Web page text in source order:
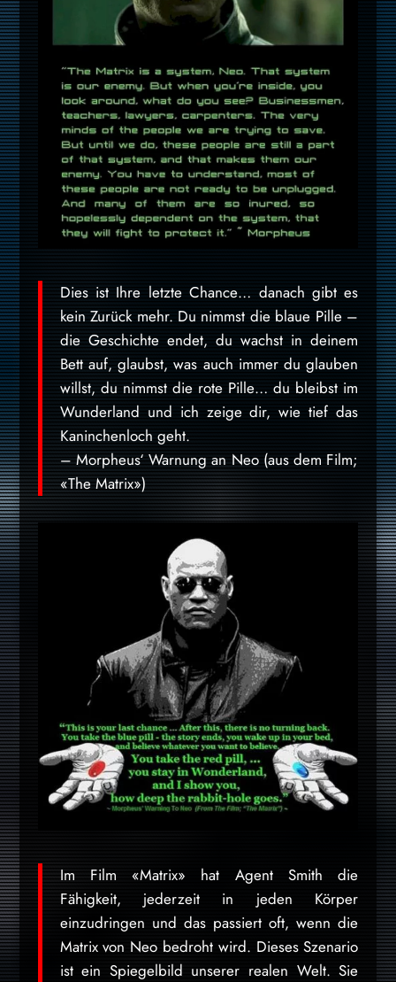
Dies ist Ihre letzte Chance… danach gibt es
kein Zurück mehr. Du nimmst die blaue Pille –
die Geschichte endet, du wachst in deinem
Bett auf, glaubst, was auch immer du glauben
willst, du nimmst die rote Pille… du bleibst im
Wunderland und ich zeige dir, wie tief das
Kaninchenloch geht.
– Morpheus‘ Warnung an Neo (aus dem Film;
«The Matrix»)
Im Film «Matrix» hat Agent Smith die
Fähigkeit, jederzeit in jeden Körper
einzudringen und das passiert oft, wenn die
Matrix von Neo bedroht wird. Dieses Szenario
ist ein Spiegelbild unserer realen Welt. Sie